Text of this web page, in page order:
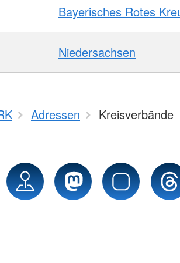
Bayerisches Rotes
Niedersachsen
Adressen Kreisverbände